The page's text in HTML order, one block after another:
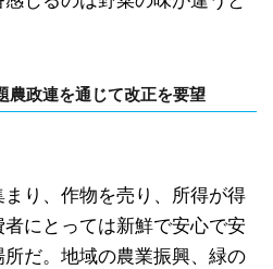
政連を通じて改正を要望
り、作物を売り、所得が得
にとっては新鮮で安心で安
だ。地域の農業振興、緑の